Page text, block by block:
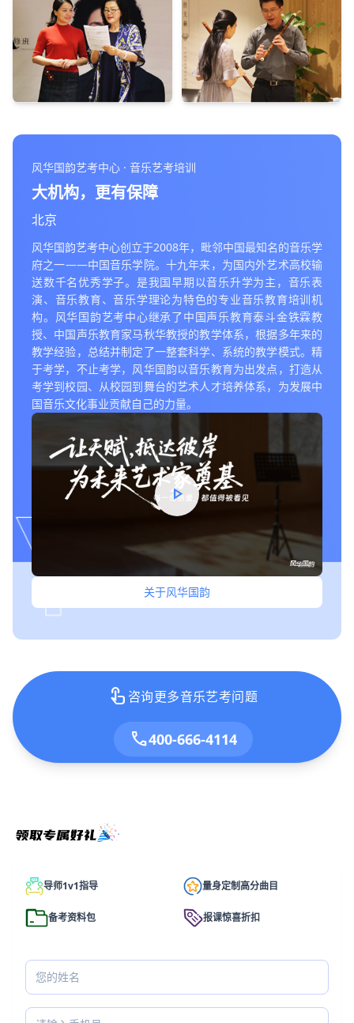
风华国韵艺考中心 · 音乐艺考培训
大机构，更有保障
北京
风华国韵艺考中心创立于2008年，毗邻中国最知名的音乐学
府之一——中国音乐学院。十九年来，为国内外艺术高校输
送数千名优秀学子。是我国早期以音乐升学为主，音乐表
演、音乐教育、音乐学理论为特色的专业音乐教育培训机
构。风华国韵艺考中心继承了中国声乐教育泰斗金铁霖教
授、中国声乐教育家马秋华教授的教学体系，根据多年来的
教学经验，总结并制定了一整套科学、系统的教学模式。精
于考学，不止考学，风华国韵以音乐教育为出发点，打造从
考学到校园、从校园到舞台的艺术人才培养体系，为发展中
国音乐文化事业贡献自己的力量。
play_arrow
关于风华国韵
touch_app 咨询更多音乐艺考问题
call400-666-4114
导师1v1指导 量身定制高分曲目
备考资料包 报课惊喜折扣